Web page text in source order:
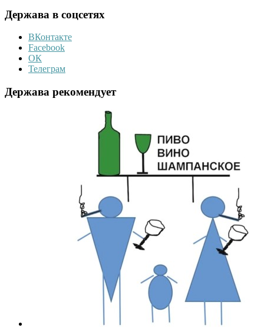
Держава в соцсетях
ВКонтакте
Facebook
ОК
Телеграм
Держава рекомендует